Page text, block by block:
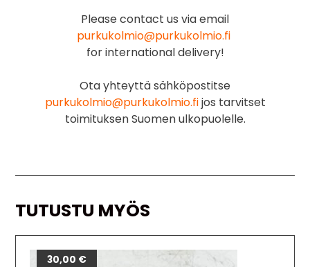
Please contact us via email
purkukolmio@purkukolmio.fi
for international delivery!
Ota yhteyttä sähköpostitse
purkukolmio@purkukolmio.fijos tarvitset
toimituksen Suomen ulkopuolelle.
TUTUSTU MYÖS
30,00 €